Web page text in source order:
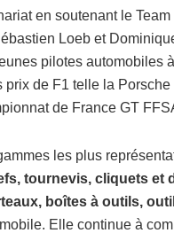
en soutenant le
Loeb et
pilotes automobiles
prix de F1 telle la
de France GT
les plus
tournevis, cliquets et
boîtes à outils,
Elle continue à